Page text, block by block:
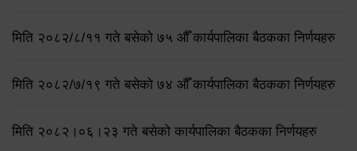
मिति २०८२/८/११ गते बसेको ७५ औँ कार्यपालिका बैठकका निर्णयहरु
मिति २०८२/७/१९ गते बसेको ७४ औँ कार्यपालिका बैठकका निर्णयहरु
मिति २०८२।०६।२३ गते बसेको कार्यपालिका बैठकका निर्णयहरु